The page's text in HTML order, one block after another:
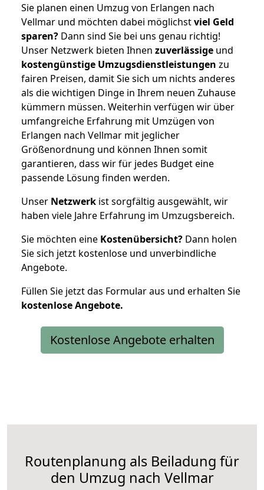
Sie planen einen Umzug von Erlangen nach
Vellmar und möchten dabei möglichstviel Geld
sparen? Dann sind Sie bei uns genau richtig!
Unser Netzwerk bieten Ihnen zuverlässige und
kostengünstige Umzugsdienstleistungen zu
fairen Preisen, damit Sie sich um nichts anderes
als die wichtigen Dinge in Ihrem neuen Zuhause
kümmern müssen. Weiterhin verfügen wir über
umfangreiche Erfahrung mit Umzügen von
Erlangen nach Vellmar mit jeglicher
Größenordnung und können Ihnen somit
garantieren, dass wir für jedes Budget eine
passende Lösung finden werden.
Unser Netzwerk ist sorgfältig ausgewählt, wir
haben viele Jahre Erfahrung im Umzugsbereich.
Sie möchten eine Kostenübersicht? Dann holen
Sie sich jetzt kostenlose und unverbindliche
Angebote.
Füllen Sie jetzt das Formular aus und erhalten Sie
kostenloseAngebote.
Kostenlose Angebote erhalten
Routenplanung als Beiladung für
den Umzug nach Vellmar